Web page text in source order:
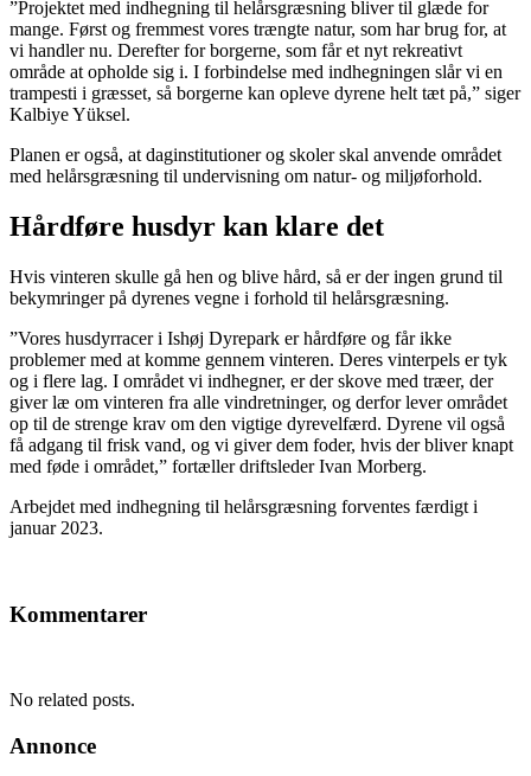
”Projektet med indhegning til helårsgræsning bliver til glæde for
mange. Først og fremmest vores trængte natur, som har brug for, at
vi handler nu. Derefter for borgerne, som får et nyt rekreativt
område at opholde sig i. I forbindelse med indhegningen slår vi en
trampesti i græsset, så borgerne kan opleve dyrene helt tæt på,” siger
Kalbiye Yüksel.
Planen er også, at daginstitutioner og skoler skal anvende området
med helårsgræsning til undervisning om natur- og miljøforhold.
Hårdføre husdyr kan klare det
Hvis vinteren skulle gå hen og blive hård, så er der ingen grund til
bekymringer på dyrenes vegne i forhold til helårsgræsning.
”Vores husdyrracer i Ishøj Dyrepark er hårdføre og får ikke
problemer med at komme gennem vinteren. Deres vinterpels er tyk
og i flere lag. I området vi indhegner, er der skove med træer, der
giver læ om vinteren fra alle vindretninger, og derfor lever området
op til de strenge krav om den vigtige dyrevelfærd. Dyrene vil også
få adgang til frisk vand, og vi giver dem foder, hvis der bliver knapt
med føde i området,” fortæller driftsleder Ivan Morberg.
Arbejdet med indhegning til helårsgræsning forventes færdigt i
januar 2023.
Kommentarer
No related posts.
Annonce